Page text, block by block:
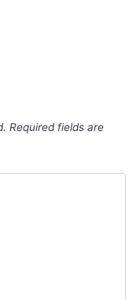
Required fields are